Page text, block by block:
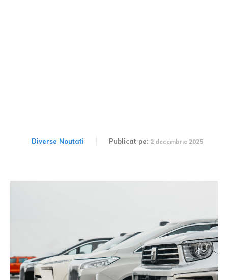
Diverse Noutati Publicat pe: 2 decembrie 2025